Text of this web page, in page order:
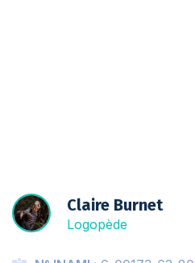
Claire Burnet
Logopède